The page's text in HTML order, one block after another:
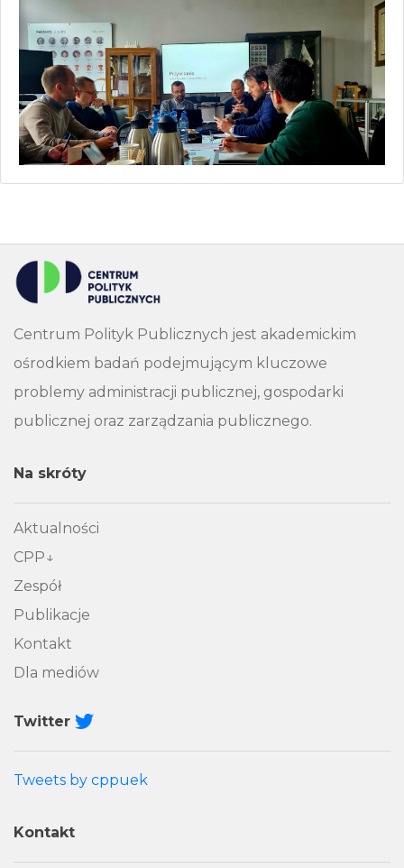
Centrum Polityk Publicznych jest akademickim
ośrodkiem badań podejmującym kluczowe
problemy administracji publicznej, gospodarki
publicznej oraz zarządzania publicznego.
Na skróty
Aktualności
CPP
Zespół
Publikacje
Kontakt
Dla mediów
Twitter
Tweets by cppuek
Kontakt